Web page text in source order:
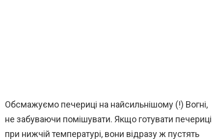
Обсмажуємо печериці на найсильнішому (!) Вогні,
не забуваючи помішувати. Якщо готувати печериці
при нижчій температурі, вони відразу ж пустять